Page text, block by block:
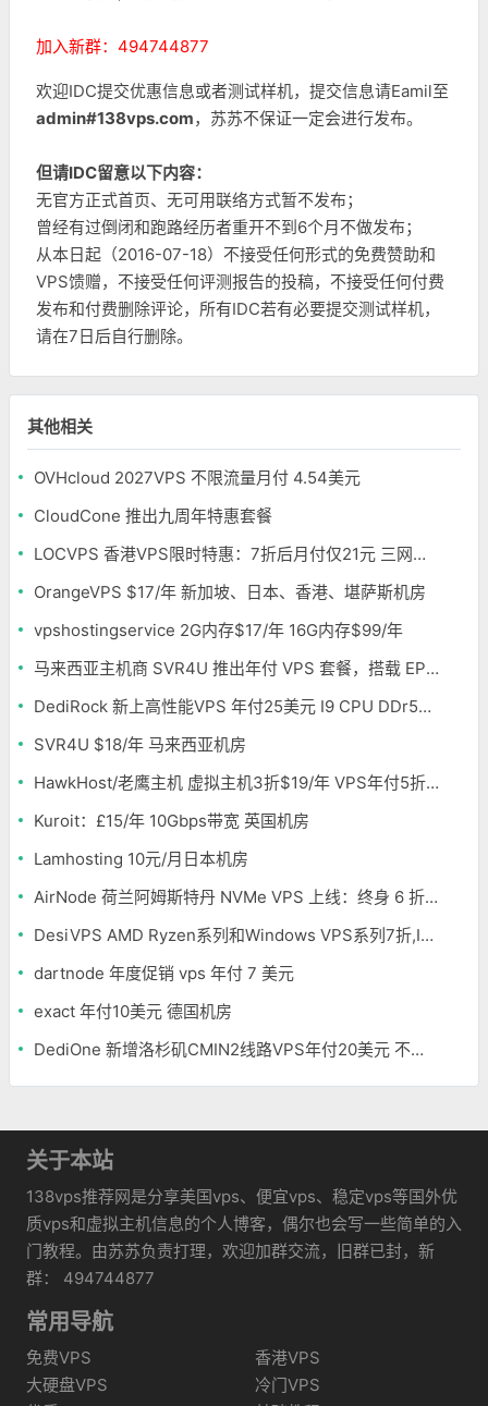
加入新群：494744877
欢迎IDC提交优惠信息或者测试样机，提交信息请Eamil至
admin#138vps.com，苏苏不保证一定会进行发布。
但请IDC留意以下内容：
无官方正式首页、无可用联络方式暂不发布；
曾经有过倒闭和跑路经历者重开不到6个月不做发布；
从本日起（2016-07-18）不接受任何形式的免费赞助和
VPS馈赠，不接受任何评测报告的投稿，不接受任何付费
发布和付费删除评论，所有IDC若有必要提交测试样机，
请在7日后自行删除。
其他相关
OVHcloud 2027VPS 不限流量月付 4.54美元
CloudCone 推出九周年特惠套餐
LOCVPS 香港VPS限时特惠：7折后月付仅21元 三网优化BGP线路 可选原生IP
OrangeVPS $17/年 新加坡、日本、香港、堪萨斯机房
vpshostingservice 2G内存$17/年 16G内存$99/年
马来西亚主机商 SVR4U 推出年付 VPS 套餐，搭载 EPYC/至强铂金，支持支付宝
DediRock 新上高性能VPS 年付25美元 I9 CPU DDr5内存 纽约机房
SVR4U $18/年 马来西亚机房
HawkHost/老鹰主机 虚拟主机3折$19/年 VPS年付5折$25/年
Kuroit：£15/年 10Gbps带宽 英国机房
Lamhosting 10元/月日本机房
AirNode 荷兰阿姆斯特丹 NVMe VPS 上线：终身 6 折，€1.99/月起，2.5Tbit/s DDoS 防护
DesiVPS AMD Ryzen系列和Windows VPS系列7折,Intel系列年付11.6美元
dartnode 年度促销 vps 年付 7 美元
exact 年付10美元 德国机房
DediOne 新增洛杉矶CMIN2线路VPS年付20美元 不限流量
关于本站
138vps推荐网是分享美国vps、便宜vps、稳定vps等国外优
质vps和虚拟主机信息的个人博客，偶尔也会写一些简单的入
门教程。由苏苏负责打理，欢迎加群交流，旧群已封，新
群： 494744877
常用导航
免费VPS
香港VPS
大硬盘VPS
冷门VPS